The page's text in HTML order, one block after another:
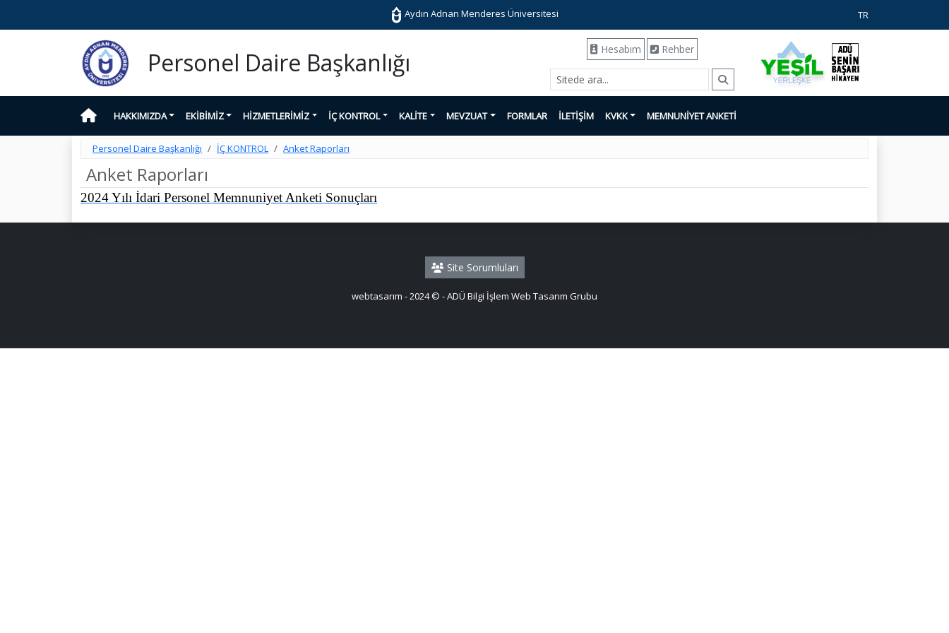
Aydın Adnan Menderes Üniversitesi TR
Personel Daire Başkanlığı Hesabım Rehber
HAKKIMIZDA EKİBİMİZ HİZMETLERİMİZ İÇ KONTROL KALİTE MEVZUAT FORMLAR İLETİŞİM KVKK MEMNUNİYET ANKETİ
Personel Daire Başkanlığı İÇ KONTROL Anket Raporları
Anket Raporları
2024 Yılı İdari Personel Memnuniyet Anketi Sonuçları
Site Sorumluları
webtasarım - 2024 © - ADÜ Bilgi İşlem Web Tasarım Grubu